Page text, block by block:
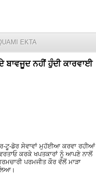
EKTA
ਨਹੀਂ ਹੁੰਦੀ ਕਾਰਵਾਈ
ਟੂ-ਡੋਰ ਸੇਵਾਵਾਂ ਮੁਹੱਈਆ ਕਰਵਾ ਰਹੀਆਂ
ਕਰਕੇ ਖਪਤਕਾਰਾਂ ਨੂੰ ਆਪਣੇ ਨਾਲੋਂ
ਪਰਮਜੀਤ ਕੌਰ ਵੱਲੋਂ ਮਾੜਾ